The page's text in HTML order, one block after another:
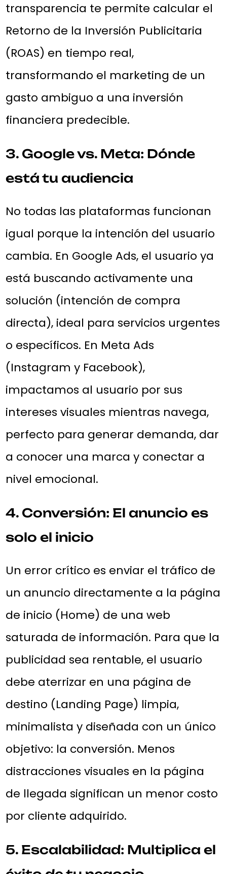
transparencia te permite calcular el
Retorno de la Inversión Publicitaria
(ROAS) en tiempo real,
transformando el marketing de un
gasto ambiguo a una inversión
financiera predecible.
3. Google vs. Meta: Dónde
está tu audiencia
No todas las plataformas funcionan
igual porque la intención del usuario
cambia. En Google Ads, el usuario ya
está buscando activamente una
solución (intención de compra
directa), ideal para servicios urgentes
o específicos. En Meta Ads
(Instagram y Facebook),
impactamos al usuario por sus
intereses visuales mientras navega,
perfecto para generar demanda, dar
a conocer una marca y conectar a
nivel emocional.
4. Conversión: El anuncio es
solo el inicio
Un error crítico es enviar el tráfico de
un anuncio directamente a la página
de inicio (Home) de una web
saturada de información. Para que la
publicidad sea rentable, el usuario
debe aterrizar en una página de
destino (Landing Page) limpia,
minimalista y diseñada con un único
objetivo: la conversión. Menos
distracciones visuales en la página
de llegada significan un menor costo
por cliente adquirido.
5. Escalabilidad: Multiplica el